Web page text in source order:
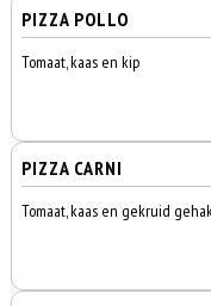
PIZZA POLLO
Tomaat, kaas en kip
PIZZA CARNI
Tomaat, kaas en gekruid